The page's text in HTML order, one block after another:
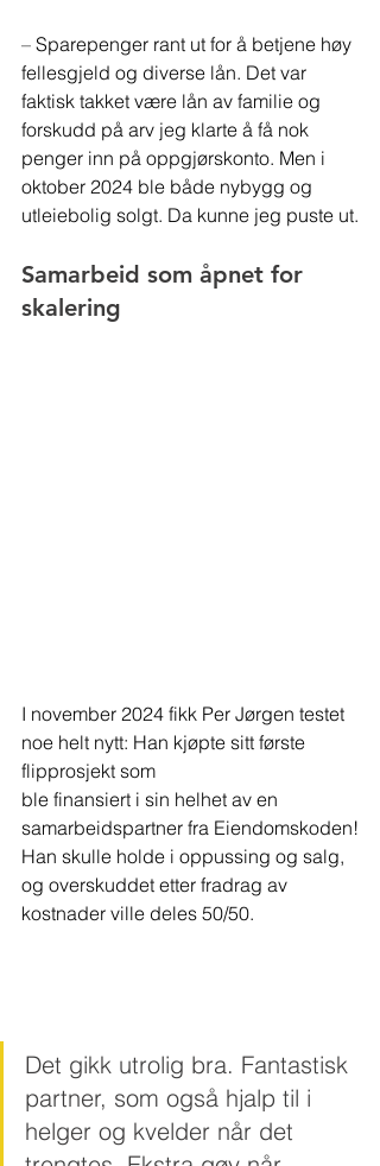
– Sparepenger rant ut for å betjene høy
fellesgjeld og diverse lån. Det var
faktisk takket være lån av familie og
forskudd på arv jeg klarte å få nok
penger inn på oppgjørskonto. Men i
oktober 2024 ble både nybygg og
utleiebolig solgt. Da kunne jeg puste ut.
Samarbeid som åpnet for
skalering
I november 2024 fikk Per Jørgen testet
noe helt nytt: Han kjøpte sitt første
flipprosjekt som
ble finansiert i sin helhet av en
samarbeidspartner fra Eiendomskoden!
Han skulle holde i oppussing og salg,
og overskuddet etter fradrag av
kostnader ville deles 50/50.
Det gikk utrolig bra. Fantastisk
partner, som også hjalp til i
helger og kvelder når det